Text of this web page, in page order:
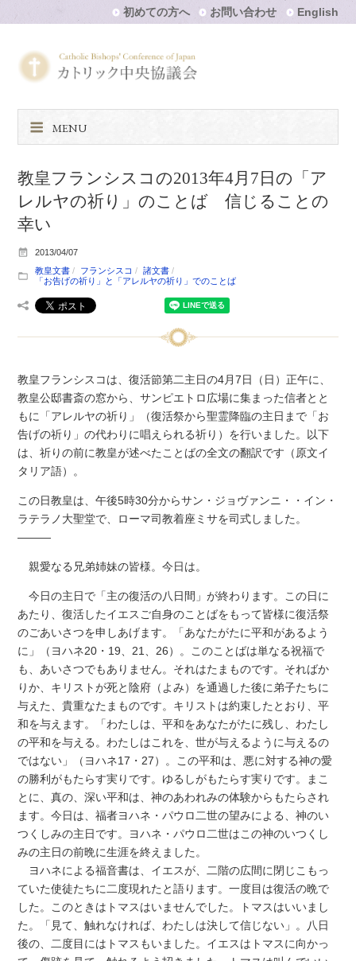
初めての方へ お問い合わせ English
MENU
教皇フランシスコの2013年4月7日の「ア
レルヤの祈り」のことば 信じることの
幸い
2013/04/07
教皇文書
フランシスコ
諸文書
「お告げの祈り」と「アレルヤの祈り」でのことば
教皇フランシスコは、復活節第二主日の4月7日（日）正午に、
教皇公邸書斎の窓から、サンピエトロ広場に集まった信者とと
もに「アレルヤの祈り」（復活祭から聖霊降臨の主日まで「お
告げの祈り」の代わりに唱えられる祈り）を行いました。以下
は、祈りの前に教皇が述べたことばの全文の翻訳です（原文イ
タリア語）。
この日教皇は、午後5時30分からサン・ジョヴァンニ・・イン・
ラテラノ大聖堂で、ローマ司教着座ミサを司式しました。
―――
親愛なる兄弟姉妹の皆様。今日は。
今日の主日で「主の復活の八日間」が終わります。この日に
あたり、復活したイエスご自身のことばをもって皆様に復活祭
のごあいさつを申しあげます。「あなたがたに平和があるよう
に」（ヨハネ20・19、21、26）。このことばは単なる祝福で
も、あいさつでもありません。それはたまものです。そればか
りか、キリストが死と陰府（よみ）を通過した後に弟子たちに
与えた、貴重なたまものです。キリストは約束したとおり、平
和を与えます。「わたしは、平和をあなたがたに残し、わたし
の平和を与える。わたしはこれを、世が与えるように与えるの
ではない」（ヨハネ17・27）。この平和は、悪に対する神の愛
の勝利がもたらす実りです。ゆるしがもたらす実りです。まこ
とに、真の、深い平和は、神のあわれみの体験からもたらされ
ます。今日は、福者ヨハネ・パウロ二世の望みによる、神のい
つくしみの主日です。ヨハネ・パウロ二世はこの神のいつくし
みの主日の前晩に生涯を終えました。
ヨハネによる福音書は、イエスが、二階の広間に閉じこもっ
ていた使徒たちに二度現れたと語ります。一度目は復活の晩で
した。このときはトマスはいませんでした。トマスはいいまし
た。「見て、触れなければ、わたしは決して信じない」。八日
後の、二度目にはトマスもいました。イエスはトマスに向かっ